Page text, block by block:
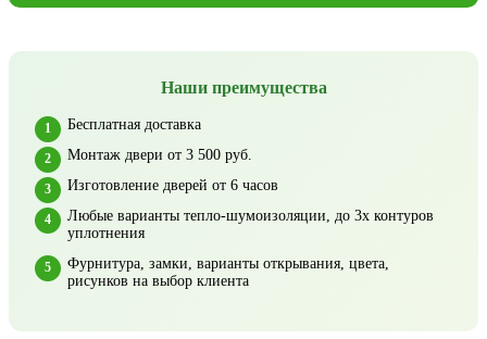
Наши преимущества
Бесплатная доставка
Монтаж двери от 3 500 руб.
Изготовление дверей от 6 часов
Любые варианты тепло-шумоизоляции, до 3х контуров
уплотнения
Фурнитура, замки, варианты открывания, цвета,
рисунков на выбор клиента